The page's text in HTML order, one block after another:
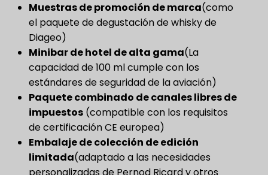
Muestras de promoción de marca(como
el paquete de degustación de whisky de
Diageo)
Minibar de hotel de alta gama(La
capacidad de 100 ml cumple con los
estándares de seguridad de la aviación)
Paquete combinado de canales libres de
impuestos ​ (compatible con los requisitos
de certificación CE europea)
Embalaje de colección de edición
limitada(adaptado a las necesidades